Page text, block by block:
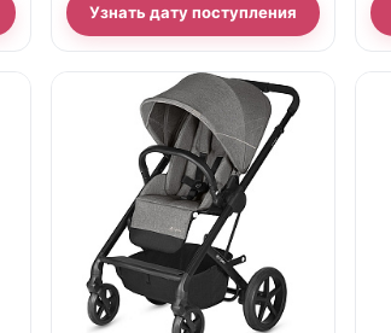
Узнать дату поступления